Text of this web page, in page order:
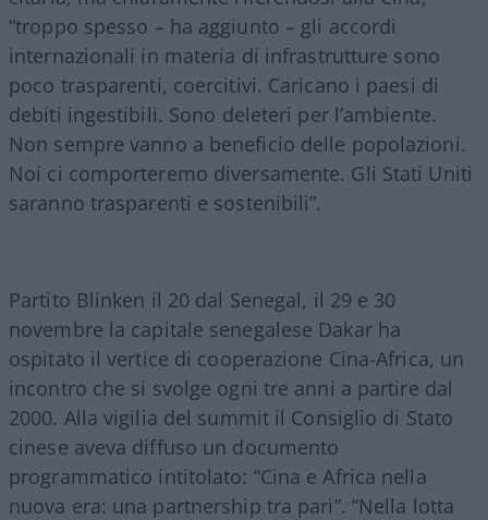
“troppo spesso – ha aggiunto – gli accordi
internazionali in materia di infrastrutture sono
poco trasparenti, coercitivi. Caricano i paesi di
debiti ingestibili. Sono deleteri per l’ambiente.
Non sempre vanno a beneficio delle popolazioni.
Noi ci comporteremo diversamente. Gli Stati Uniti
saranno trasparenti e sostenibili”.
Partito Blinken il 20 dal Senegal, il 29 e 30
novembre la capitale senegalese Dakar ha
ospitato il vertice di cooperazione Cina-Africa, un
incontro che si svolge ogni tre anni a partire dal
2000. Alla vigilia del summit il Consiglio di Stato
cinese aveva diffuso un documento
programmatico intitolato: “Cina e Africa nella
nuova era: una partnership tra pari”. “Nella lotta